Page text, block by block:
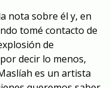
nota sobre él y, en
tomé contacto de
de
decir lo menos,
es un artista